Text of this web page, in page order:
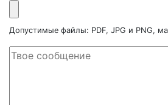
Допустимые файлы: PDF, JPG и PNG,